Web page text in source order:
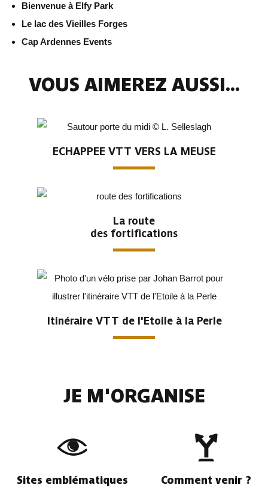
Bienvenue à Elfy Park
Le lac des Vieilles Forges
Cap Ardennes Events
VOUS AIMEREZ AUSSI...
ECHAPPEE VTT VERS LA MEUSE
La route
des fortifications
Itinéraire VTT de l'Etoile à la Perle
JE M'ORGANISE
Sites emblématiques Comment venir ?